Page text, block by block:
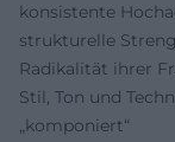
konsistente
strukturelle
Radikalität ihrer
Stil, Ton und
„komponiert“